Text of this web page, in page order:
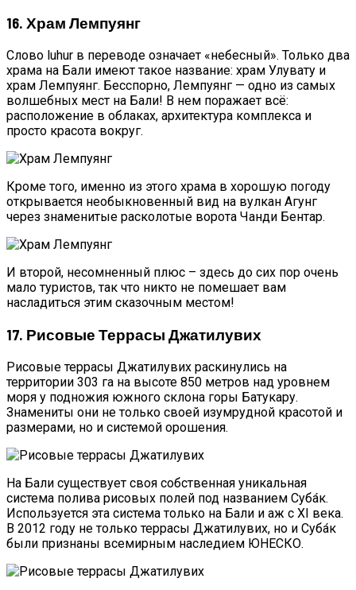
16. Храм Лемпуянг
Слово luhur в переводе означает «небесный». Только два
храма на Бали имеют такое название: храм Улувату и
храм Лемпуянг. Бесспорно, Лемпуянг — одно из самых
волшебных мест на Бали! В нем поражает всё:
расположение в облаках, архитектура комплекса и
просто красота вокруг.
Кроме того, именно из этого храма в хорошую погоду
открывается необыкновенный вид на вулкан Агунг
через знаменитые расколотые ворота Чанди Бентар.
И второй, несомненный плюс – здесь до сих пор очень
мало туристов, так что никто не помешает вам
насладиться этим сказочным местом!
17. Рисовые Террасы Джатилувих
Рисовые террасы Джатилувих раскинулись на
территории 303 га на высоте 850 метров над уровнем
моря у подножия южного склона горы Батукару.
Знамениты они не только своей изумрудной красотой и
размерами, но и системой орошения.
На Бали существует своя собственная уникальная
система полива рисовых полей под названием Суба́к.
Используется эта система только на Бали и аж с XI века.
В 2012 году не только террасы Джатилувих, но и Суба́к
были признаны всемирным наследием ЮНЕСКО.